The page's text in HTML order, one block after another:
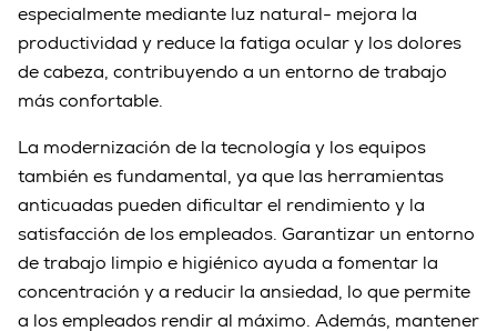
especialmente mediante luz natural- mejora la
productividad y reduce la fatiga ocular y los dolores
de cabeza, contribuyendo a un entorno de trabajo
más confortable.
La modernización de la tecnología y los equipos
también es fundamental, ya que las herramientas
anticuadas pueden dificultar el rendimiento y la
satisfacción de los empleados. Garantizar un entorno
de trabajo limpio e higiénico ayuda a fomentar la
concentración y a reducir la ansiedad, lo que permite
a los empleados rendir al máximo. Además, mantener